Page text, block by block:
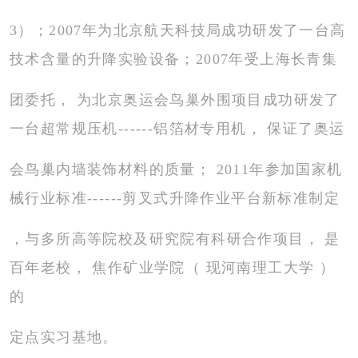
3 ）； 2007年为北京航天科技局成功研发了一台高
技术含量的升降实验设备；2007年受上海长青集
团委托， 为北京奥运会鸟巢外围项目成功研发了
一台超常规压机------铝箔材专用机， 保证了奥运
会鸟巢内墙装饰材料的质量； 2011年参加国家机
械行业标准------剪叉式升降作业平台新标准制 定
，与多所高等院校及研究院有科研合作项目， 是
百年老校， 焦作矿业学院（ 现河南理工大学 ）
的
定点实习基地。